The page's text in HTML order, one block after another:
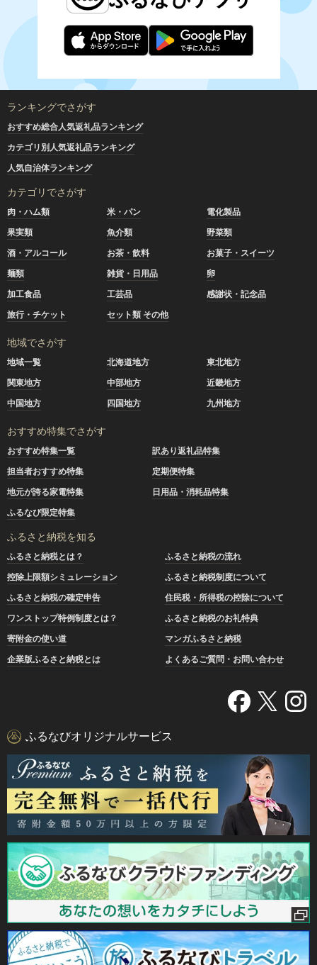
ランキングでさがす
おすすめ総合人気返礼品ランキング
カテゴリ別人気返礼品ランキング
人気自治体ランキング
カテゴリでさがす
肉・ハム類 米・パン
電化製品
果実類
魚介類
野菜類
酒・アルコール
お茶・飲料
お菓子・スイーツ
麺類
雑貨・日用品
卵
加工食品
工芸品
感謝状・記念品
旅行・チケット
セット類 その他
地域でさがす
地域一覧 北海道地方
東北地方
関東地方
中部地方
近畿地方
中国地方
四国地方 九州地方
おすすめ特集でさがす
おすすめ特集一覧
訳あり返礼品特集
担当者おすすめ特集
定期便特集
地元が誇る家電特集
日用品・消耗品特集
ふるなび限定特集
ふるさと納税を知る
ふるさと納税とは？
ふるさと納税の流れ
控除上限額シミュレーション
ふるさと納税制度について
ふるさと納税の確定申告
住民税・所得税の控除について
ワンストップ特例制度とは？
ふるさと納税のお礼特典
寄附金の使い道
マンガふるさと納税
企業版ふるさと納税とは
よくあるご質問・お問い合わせ
ふるなびオリジナルサービス